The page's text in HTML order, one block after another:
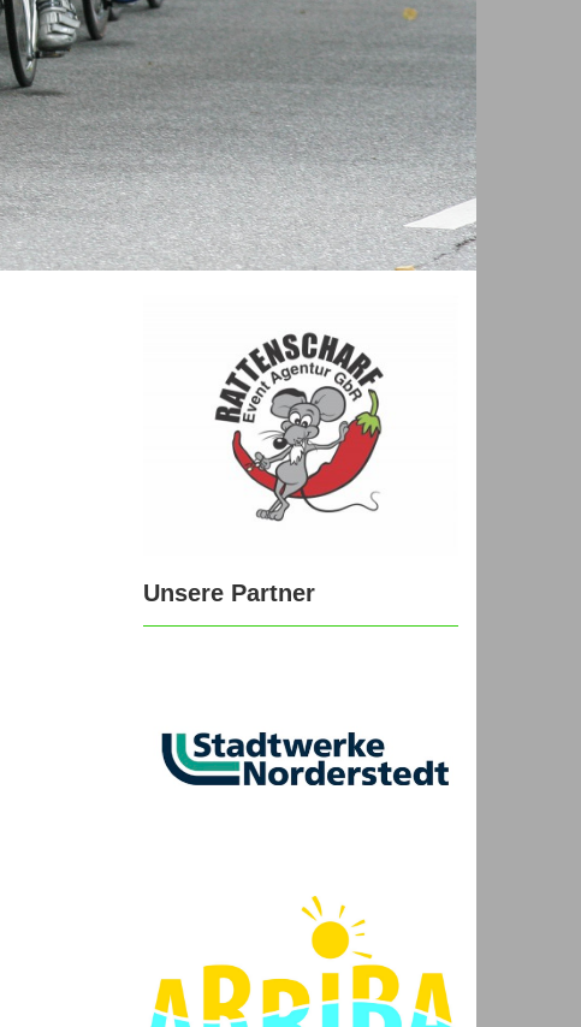
Unsere Partner